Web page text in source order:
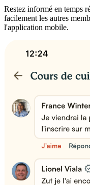
Restez informé en temps
facilement les autres
l'application mobile.